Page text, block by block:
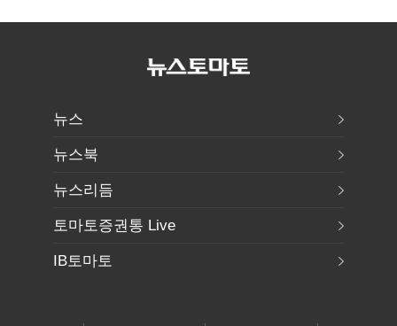
5.8% 반등
뉴스
뉴스북
뉴스리듬
토마토증권통 Live
IB토마토